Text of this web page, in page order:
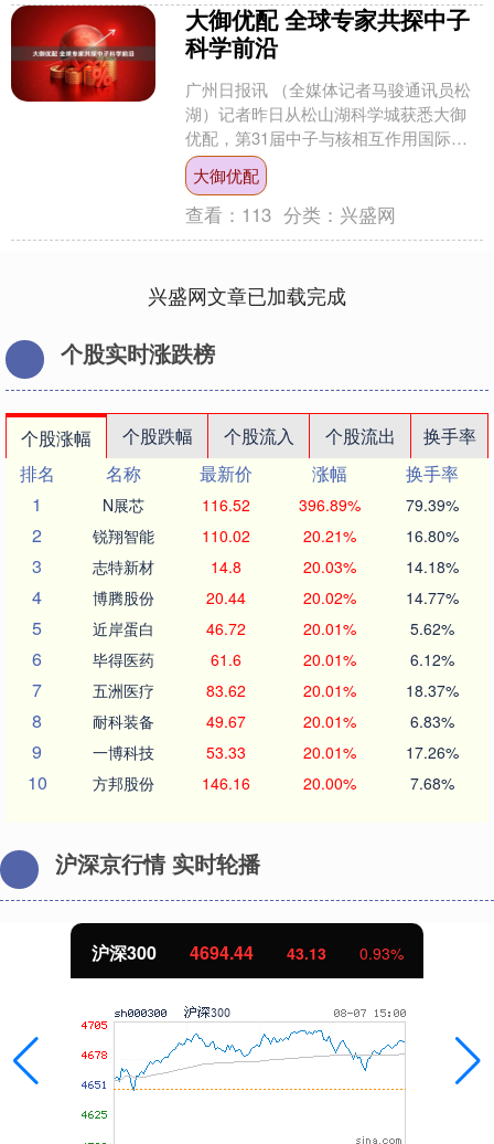
大御优配 全球专家共探中子
科学前沿
广州日报讯 （全媒体记者马骏通讯员松
湖）记者昨日从松山湖科学城获悉大御
优配，第31届中子与核相互作用国际研
讨会（以下简称“ISINN-31”）近日在东莞
开幕，会....
大御优配
查看： 113 分类： 兴盛网
兴盛网文章已加载完成
个股实时涨跌榜
个股涨幅 个股跌幅 个股流入 个股流出
换手率
排名
名称 最新价 涨幅
换手率
1
N展芯 116.52 396.89% 79.39%
2 锐翔智能 110.02 20.21% 16.80%
3 志特新材 14.8 20.03% 14.18%
4 博腾股份 20.44 20.02% 14.77%
5 近岸蛋白 46.72 20.01% 5.62%
6 毕得医药 61.6 20.01% 6.12%
7 五洲医疗 83.62 20.01% 18.37%
8 耐科装备 49.67 20.01% 6.83%
9 一博科技 53.33 20.01% 17.26%
10 方邦股份 146.16 20.00% 7.68%
沪深京行情 实时轮播
北证50 1134.24 11.37 1.01%